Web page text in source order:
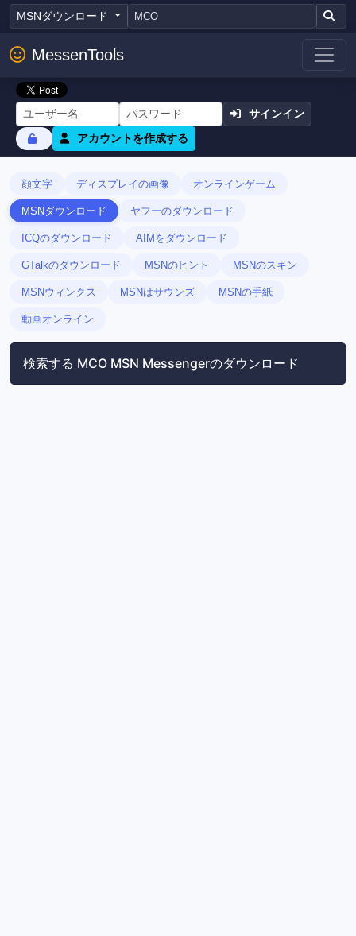
MSNダウンロード
MessenTools
サインイン
アカウントを作成する
顔文字 ディスプレイの画像 オンラインゲーム
MSNダウンロード ヤフーのダウンロード
ICQのダウンロード AIMをダウンロード
GTalkのダウンロード MSNのヒント MSNのスキン
MSNウィンクス MSNはサウンズ MSNの手紙
動画オンライン
検索する MCO MSN Messengerのダウンロード